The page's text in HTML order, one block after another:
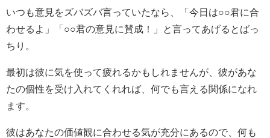
いつも意見をズバズバ言っていたなら、「今日は○○君に合
わせるよ」「○○君の意見に賛成！」と言ってあげるとばっ
ちり。
最初は彼に気を使って疲れるかもしれませんが、彼があな
たの個性を受け入れてくれれば、何でも言える関係になれ
ます。
彼はあなたの価値観に合わせる気が充分にあるので、何も